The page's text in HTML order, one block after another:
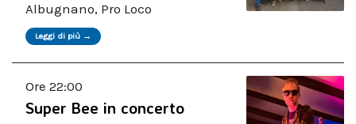
Albugnano, Pro Loco
Leggi di più →
Ore 22:00
Super Bee in concerto